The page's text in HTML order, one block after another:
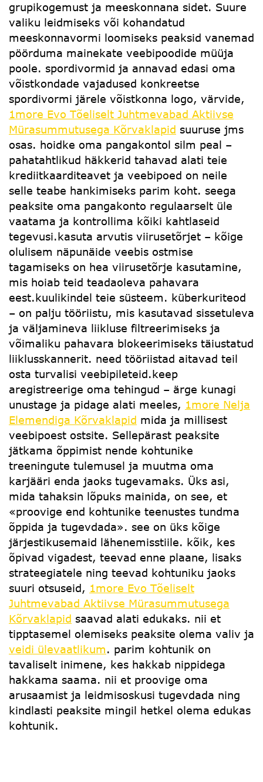
grupikogemust ja meeskonnana sidet. Suure
valiku leidmiseks või kohandatud
meeskonnavormi loomiseks peaksid vanemad
pöörduma mainekate veebipoodide müüja
poole. spordivormid ja annavad edasi oma
võistkondade vajadused konkreetse
spordivormi järele võistkonna logo, värvide,
1more Evo Tõeliselt Juhtmevabad Aktiivse
Mürasummutusega Kõrvaklapid suuruse jms
osas. hoidke oma pangakontol silm peal –
pahatahtlikud häkkerid tahavad alati teie
krediitkaarditeavet ja veebipoed on neile
selle teabe hankimiseks parim koht. seega
peaksite oma pangakonto regulaarselt üle
vaatama ja kontrollima kõiki kahtlaseid
tegevusi.kasuta arvutis viirusetõrjet – kõige
olulisem näpunäide veebis ostmise
tagamiseks on hea viirusetõrje kasutamine,
mis hoiab teid teadaoleva pahavara
eest.kuulikindel teie süsteem. küberkuriteod
– on palju tööriistu, mis kasutavad sissetuleva
ja väljamineva liikluse filtreerimiseks ja
võimaliku pahavara blokeerimiseks täiustatud
liiklusskannerit. need tööriistad aitavad teil
osta turvalisi veebipileteid.keep
aregistreerige oma tehingud – ärge kunagi
unustage ja pidage alati meeles, 1more Nelja
Elemendiga Kõrvaklapid mida ja millisest
veebipoest ostsite. Sellepärast peaksite
jätkama õppimist nende kohtunike
treeningute tulemusel ja muutma oma
karjääri enda jaoks tugevamaks. Üks asi,
mida tahaksin lõpuks mainida, on see, et
«proovige end kohtunike teenustes tundma
õppida ja tugevdada». see on üks kõige
järjestikusemaid lähenemisstiile. kõik, kes
õpivad vigadest, teevad enne plaane, lisaks
strateegiatele ning teevad kohtuniku jaoks
suuri otsuseid, 1more Evo Tõeliselt
Juhtmevabad Aktiivse Mürasummutusega
Kõrvaklapid saavad alati edukaks. nii et
tipptasemel olemiseks peaksite olema valiv ja
veidi ülevaatlikum. parim kohtunik on
tavaliselt inimene, kes hakkab nippidega
hakkama saama. nii et proovige oma
arusaamist ja leidmisoskusi tugevdada ning
kindlasti peaksite mingil hetkel olema edukas
kohtunik.